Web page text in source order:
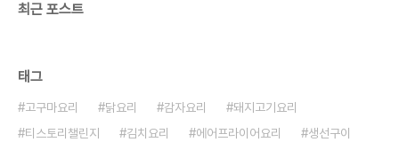
최근 포스트
태그
고구마요리 닭요리 감자요리
돼지고기요리
티스토리챌린지
김치요리 에어프라이어요리
생선구이